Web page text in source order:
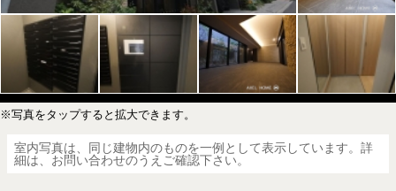
※写真をタップすると拡大できます。
室内写真は、同じ建物内のものを一例として表示しています。詳
細は、お問い合わせのうえご確認下さい。